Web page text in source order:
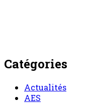
Catégories
Actualités
AES